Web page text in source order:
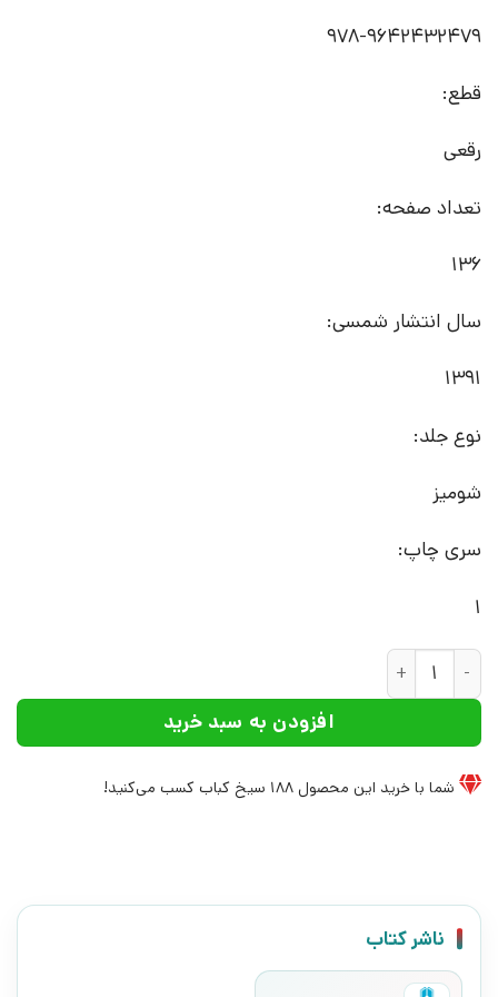
978-9642432479
قطع:
رقعی
تعداد صفحه:
136
سال انتشار شمسی:
1391
نوع جلد:
شومیز
سری چاپ:
1
کتاب سرنوشت سوسک | انتشارات افراز عدد
افزودن به سبد خرید
شما با خرید این محصول 188 سیخ کباب کسب می‌کنید!
ناشر کتاب